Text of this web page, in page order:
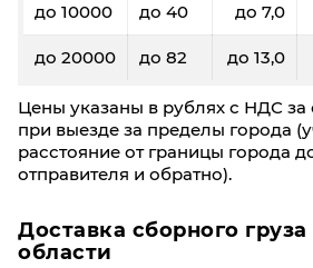
до 10000 до 40 до 7,0
до 20000 до 82 до 13,0
Цены указаны в рублях с НДС за
при выезде за пределы города
расстояние от границы города
отправителя и обратно).
Доставка сборного
области